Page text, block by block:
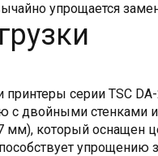
упрощается
принтеры серии TSC
с двойными стенками
мм), который оснащен
упрощению